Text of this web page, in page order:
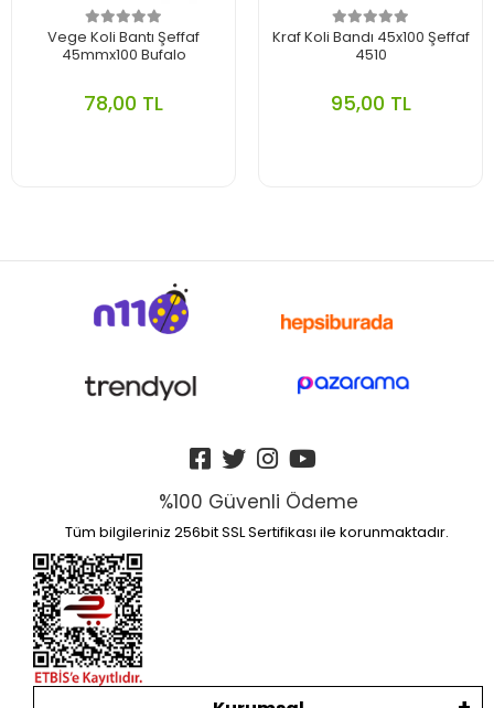
Vege Koli Bantı Şeffaf
45mmx100 Bufalo
78,00 TL
Kraf Koli Bandı 45x100 Şeffaf
4510
95,00 TL
%100 Güvenli Ödeme
Tüm bilgileriniz 256bit SSL Sertifikası ile korunmaktadır.